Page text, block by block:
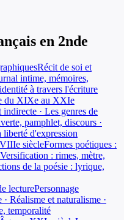
en 2nde
Récit de soi et
intime, mémoires,
à travers l'écriture
du XIXe au XXIe
· Les genres de
pamphlet, discours ·
d'expression
siècleFormes poétiques :
: rimes, mètre,
de la poésie : lyrique,
lecturePersonnage
Réalisme et naturalisme ·
temporalité